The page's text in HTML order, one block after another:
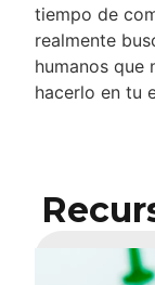
tiempo de
realmente
humanos que
hacerlo en tu